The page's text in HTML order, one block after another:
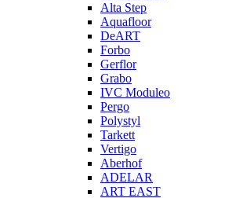
Alta Step
Aquafloor
DeART
Forbo
Gerflor
Grabo
IVC Moduleo
Pergo
Polystyl
Tarkett
Vertigo
Aberhof
ADELAR
ART EAST